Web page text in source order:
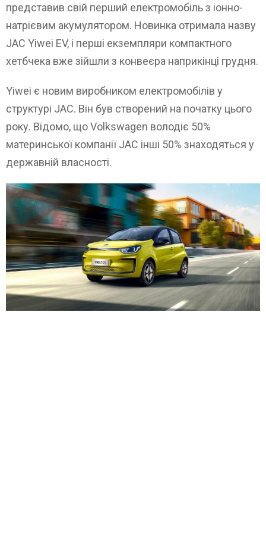
представив свій перший електромобіль з іонно-
натрієвим акумулятором. Новинка отримала назву
JAC Yiwei EV, і перші екземпляри компактного
хетбчека вже зійшли з конвеєра наприкінці грудня.
Yiwei є новим виробником електромобілів у
структурі JAC. Він був створений на початку цього
року. Відомо, що Volkswagen володіє 50%
материнської компанії JAC інші 50% знаходяться у
державній власності.